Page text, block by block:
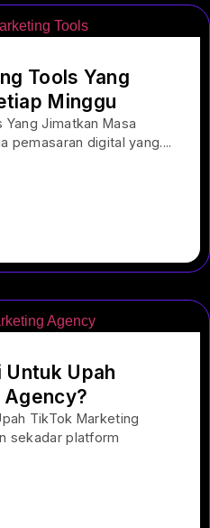
Tools Yang
Minggu
Jimatkan Masa
pemasaran digital yang....
Untuk Upah
TikTok Marketing
sekadar platform